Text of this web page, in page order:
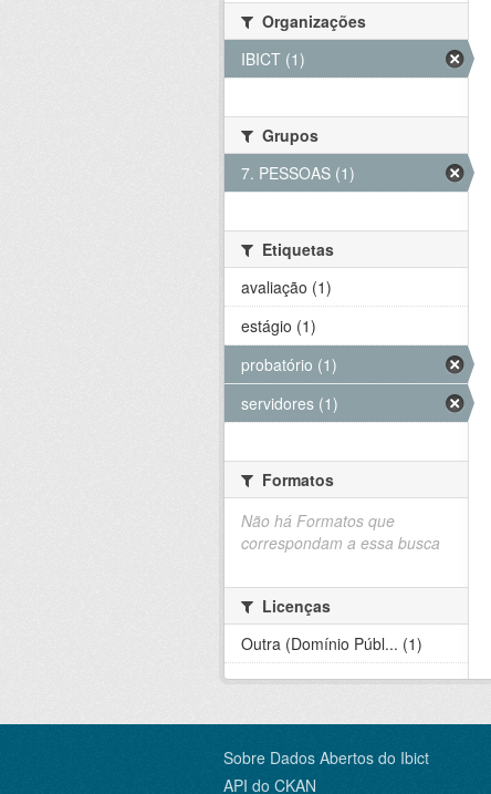
Organizações
IBICT (1)
Grupos
7. PESSOAS (1)
Etiquetas
avaliação (1)
estágio (1)
probatório (1)
servidores (1)
Formatos
Não há Formatos que
correspondam a essa busca
Licenças
Outra (Domínio Públ... (1)
Sobre Dados Abertos do Ibict
API do CKAN